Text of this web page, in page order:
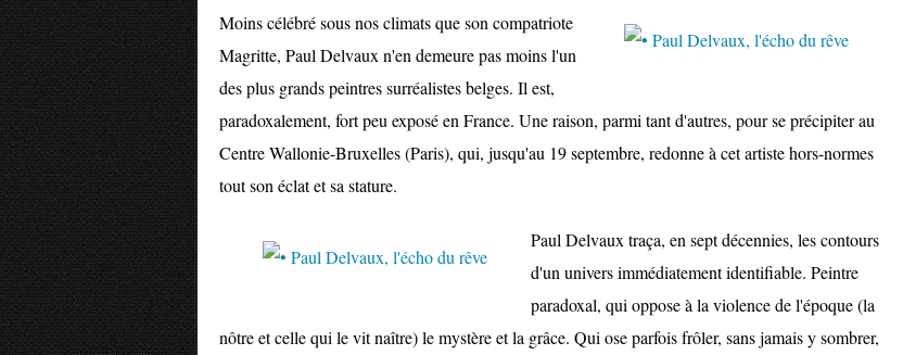
Moins célébré sous nos climats que son compatriote
Magritte, Paul Delvaux n'en demeure pas moins l'un
des plus grands peintres surréalistes belges. Il est,
paradoxalement, fort peu exposé en France. Une raison, parmi tant d'autres, pour se précipiter au
Centre Wallonie-Bruxelles (Paris), qui, jusqu'au 19 septembre, redonne à cet artiste hors-normes
tout son éclat et sa stature.
Paul Delvaux traça, en sept décennies, les contours
d'un univers immédiatement identifiable. Peintre
paradoxal, qui oppose à la violence de l'époque (la
nôtre et celle qui le vit naître) le mystère et la grâce. Qui ose parfois frôler, sans jamais y sombrer,